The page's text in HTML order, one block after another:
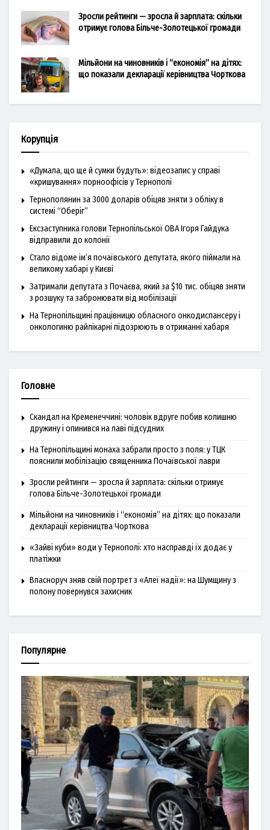
Зросли рейтинги — зросла й зарплата: скільки
отримує голова Більче-Золотецької громади
Мільйони на чиновників і “економія” на дітях:
що показали декларації керівництва Чорткова
Корупція
«Думала, що ще й сумки будуть»: відеозапис у справі
«кришування» порноофісів у Тернополі
Тернополянин за 3000 доларів обіцяв зняти з обліку в
системі “Оберіг”
Ексзаступника голови Тернопільської ОВА Ігоря Гайдука
відправили до колонії
Стало відоме ім’я почаївського депутата, якого піймали на
великому хабарі у Києві
Затримали депутата з Почаєва, який за $10 тис. обіцяв зняти
з розшуку та забронювати від мобілізації
На Тернопільщині працівницю обласного онкодиспансеру і
онкологиню райлікарні підозрюють в отриманні хабаря
Головне
Скандал на Кременеччині: чоловік вдруге побив колишню
дружину і опинився на лаві підсудних
На Тернопільщині монаха забрали просто з поля: у ТЦК
пояснили мобілізацію священника Почаївської лаври
Зросли рейтинги — зросла й зарплата: скільки отримує
голова Більче-Золотецької громади
Мільйони на чиновників і “економія” на дітях: що показали
декларації керівництва Чорткова
«Зайві куби» води у Тернополі: хто насправді їх додає у
платіжки
Власноруч зняв свій портрет з «Алеї надії»: на Шумщину з
полону повернувся захисник
Популярне